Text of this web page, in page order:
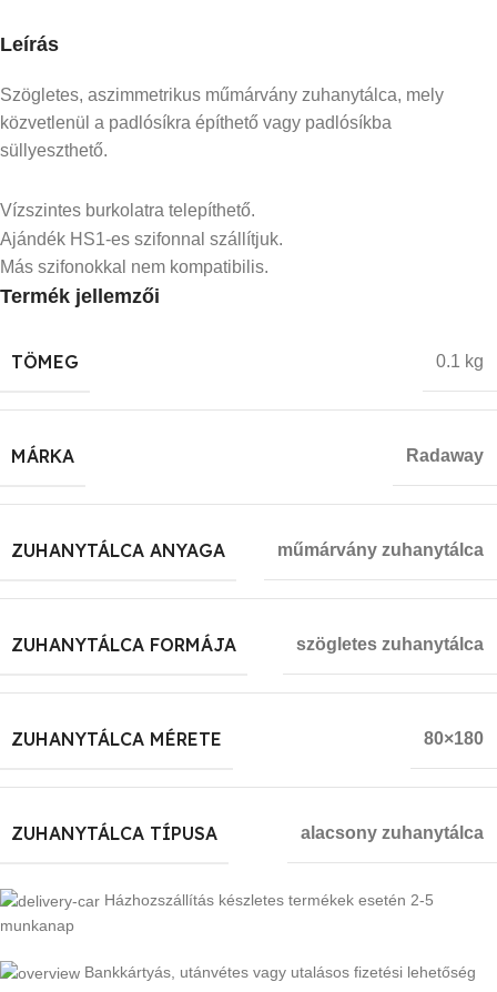
Leírás
Szögletes, aszimmetrikus műmárvány zuhanytálca, mely
közvetlenül a padlósíkra építhető vagy padlósíkba
süllyeszthető.
Vízszintes burkolatra telepíthető.
Ajándék HS1-es szifonnal szállítjuk.
Más szifonokkal nem kompatibilis.
Termék jellemzői
TÖMEG 0.1 kg
MÁRKA Radaway
ZUHANYTÁLCA ANYAGA műmárvány zuhanytálca
ZUHANYTÁLCA FORMÁJA szögletes zuhanytálca
ZUHANYTÁLCA MÉRETE 80×180
ZUHANYTÁLCA TÍPUSA alacsony zuhanytálca
Házhozszállítás készletes termékek esetén 2-5
munkanap
Bankkártyás, utánvétes vagy utalásos fizetési lehetőség